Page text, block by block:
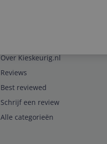
Over Kieskeurig.nl
Reviews
Best reviewed
Schrijf een review
Alle categorieën